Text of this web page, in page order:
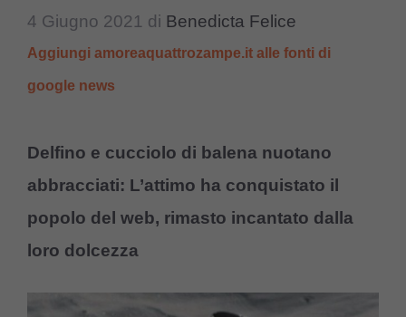
4 Giugno 2021 di Benedicta Felice
Aggiungi amoreaquattrozampe.it alle fonti di
google news
Delfino e cucciolo di balena nuotano
abbracciati: L’attimo ha conquistato il
popolo del web, rimasto incantato dalla
loro dolcezza